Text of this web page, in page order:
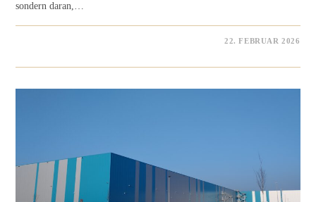
sondern daran,…
22. FEBRUAR 2026